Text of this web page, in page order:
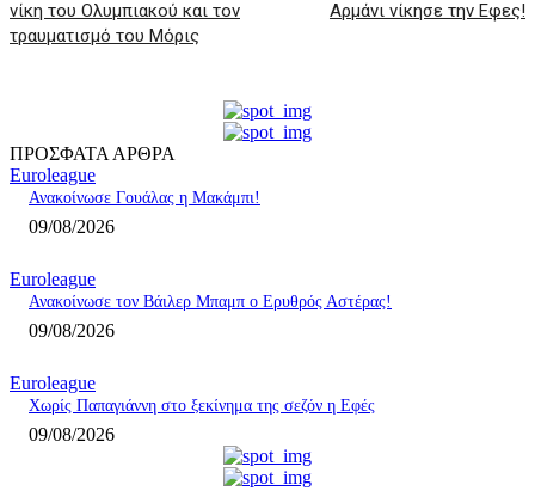
νίκη του Ολυμπιακού και τον
τραυματισμό του Μόρις
Αρμάνι νίκησε την Εφες!
ΠΡΟΣΦΑΤΑ ΑΡΘΡΑ
Euroleague
Ανακοίνωσε Γουάλας η Μακάμπι!
09/08/2026
Euroleague
Ανακοίνωσε τον Βάιλερ Μπαμπ ο Ερυθρός Αστέρας!
09/08/2026
Euroleague
Χωρίς Παπαγιάννη στο ξεκίνημα της σεζόν η Εφές
09/08/2026